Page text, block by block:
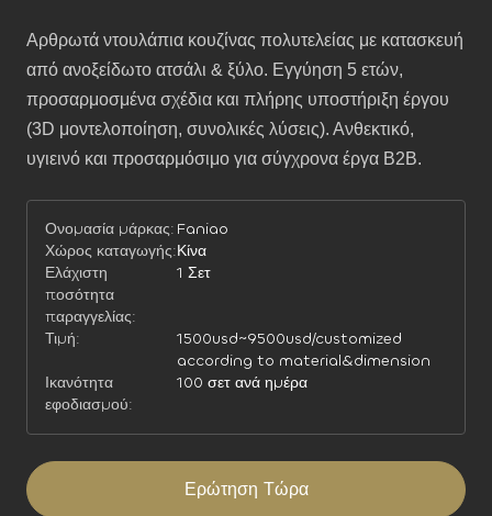
Αρθρωτά ντουλάπια κουζίνας πολυτελείας με κατασκευή
από ανοξείδωτο ατσάλι & ξύλο. Εγγύηση 5 ετών,
προσαρμοσμένα σχέδια και πλήρης υποστήριξη έργου
(3D μοντελοποίηση, συνολικές λύσεις). Ανθεκτικό,
υγιεινό και προσαρμόσιμο για σύγχρονα έργα B2B.
Ονομασία μάρκας: Faniao
Χώρος καταγωγής:Κίνα
Ελάχιστη
ποσότητα
παραγγελίας:
1 Σετ
Τιμή:
1500usd~9500usd/customized
according to material&dimension
Ικανότητα
εφοδιασμού:
100 σετ ανά ημέρα
Ερώτηση Τώρα